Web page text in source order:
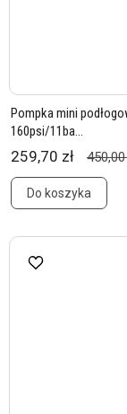
Pompka mini
160psi/11ba...
259,70 zł 450,00
Do koszyka